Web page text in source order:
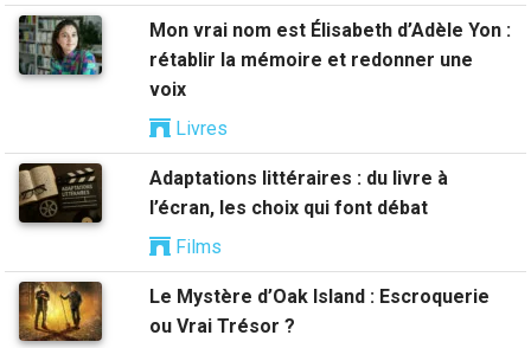
Mon vrai nom est Élisabeth d’Adèle Yon :
rétablir la mémoire et redonner une
voix
Livres
Adaptations littéraires : du livre à
l’écran, les choix qui font débat
Films
Le Mystère d’Oak Island : Escroquerie
ou Vrai Trésor ?